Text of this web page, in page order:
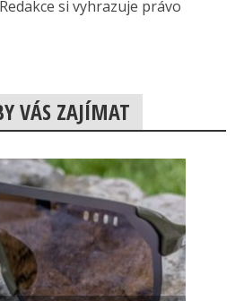
si vyhrazuje právo
VÁS ZAJÍMAT